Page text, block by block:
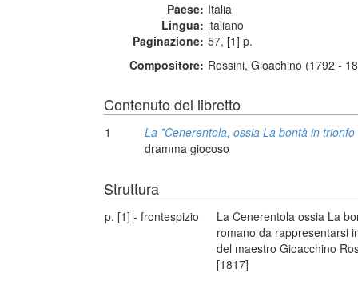
Paese: Italia
Lingua: italiano
Paginazione: 57, [1] p.
Compositore: Rossini, Gioachino (1792 -
Contenuto del libretto
1
La *Cenerentola, ossia La bontà in trionfo
dramma giocoso
Struttura
p. [1] - frontespizio
La Cenerentola ossia La
romano da rappresentarsi
del maestro Gioacchino
[1817]